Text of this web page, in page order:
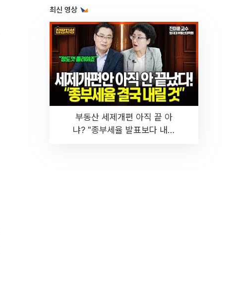
최신 영상
부동산 세제개편 아직 끝 아
냐? "종부세율 발표보다 내릴